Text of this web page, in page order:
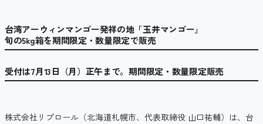
台湾アーウィンマンゴー発祥の地「玉井マンゴー」
旬の5kg箱を期間限定・数量限定で販売
受付は7月13日（月）正午まで。期間限定・数量限定販売
株式会社リプロール（北海道札幌市、代表取締役 山口祐輔）は、台